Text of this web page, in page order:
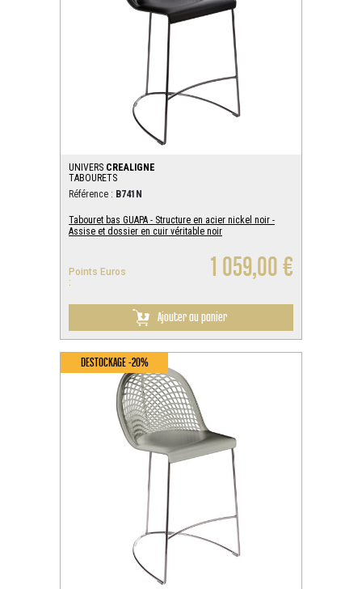
UNIVERS CREALIGNE
TABOURETS
Référence : B741N
Tabouret bas GUAPA - Structure en acier nickel noir -
Assise et dossier en cuir véritable noir
Points Euros
:
1 059,00 €
Ajouter au panier
DESTOCKAGE -20%